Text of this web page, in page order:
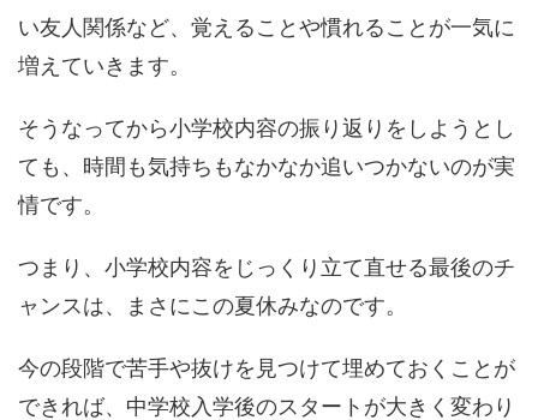
い友人関係など、覚えることや慣れることが一気に
増えていきます。
そうなってから小学校内容の振り返りをしようとし
ても、時間も気持ちもなかなか追いつかないのが実
情です。
つまり、小学校内容をじっくり立て直せる最後のチ
ャンスは、まさにこの夏休みなのです。
今の段階で苦手や抜けを見つけて埋めておくことが
できれば、中学校入学後のスタートが大きく変わり